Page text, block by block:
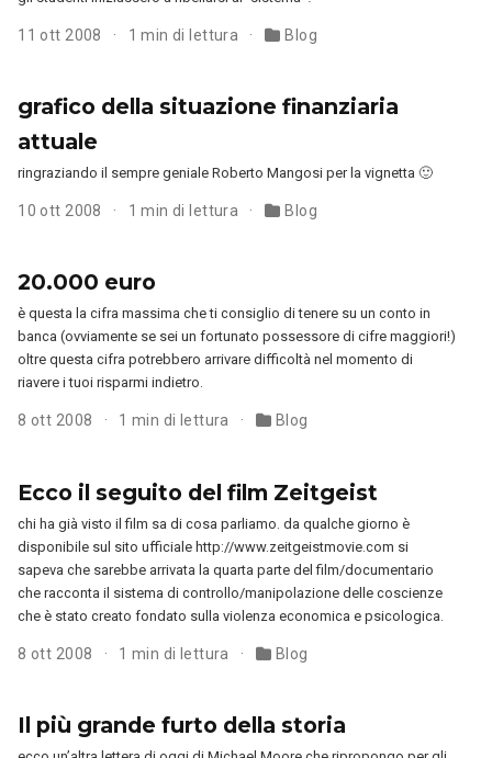
11 ott 2008 1 min di lettura Blog
grafico della situazione finanziaria
attuale
ringraziando il sempre geniale Roberto Mangosi per la vignetta 🙂
10 ott 2008 1 min di lettura Blog
20.000 euro
è questa la cifra massima che ti consiglio di tenere su un conto in
banca (ovviamente se sei un fortunato possessore di cifre maggiori!)
oltre questa cifra potrebbero arrivare difficoltà nel momento di
riavere i tuoi risparmi indietro.
8 ott 2008 1 min di lettura Blog
Ecco il seguito del film Zeitgeist
chi ha già visto il film sa di cosa parliamo. da qualche giorno è
disponibile sul sito ufficiale http://www.zeitgeistmovie.com si
sapeva che sarebbe arrivata la quarta parte del film/documentario
che racconta il sistema di controllo/manipolazione delle coscienze
che è stato creato fondato sulla violenza economica e psicologica.
8 ott 2008 1 min di lettura Blog
Il più grande furto della storia